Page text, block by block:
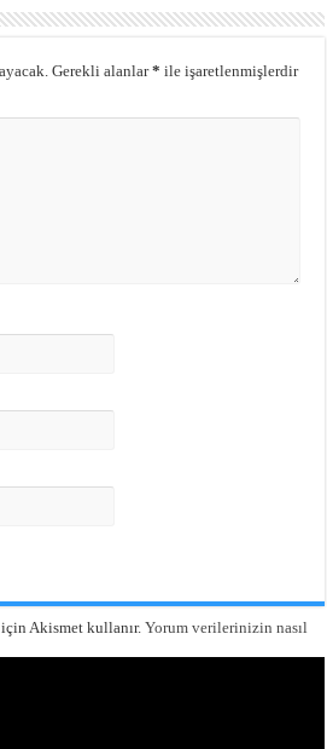
Gerekli alanlar* ile işaretlenmişlerdir
Akismet kullanır.Yorum verilerinizin nasıl